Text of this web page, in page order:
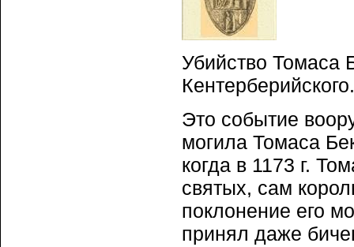
Убийство Томаса
Это событие
могила Томаса
когда в 1173 г.
святых, сам
поклонение его
принял даже